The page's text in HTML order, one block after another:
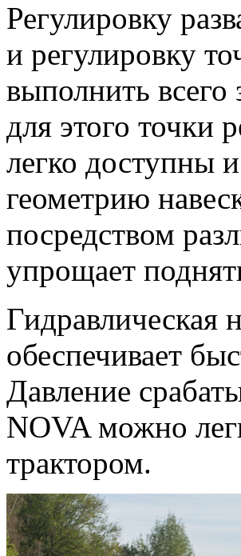
Регулировку
и регулировку
выполнить
для этого точки
легко доступны
геометрию
посредством
упрощает
Гидравлическая
обеспечивает
Давление
NOVA можно
трактором.